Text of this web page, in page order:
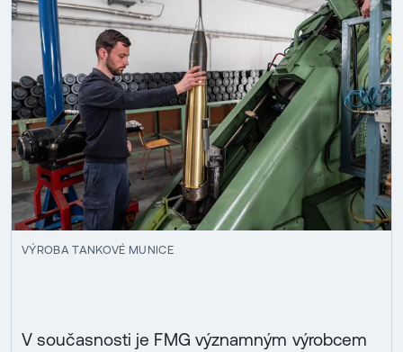
VÝROBA TANKOVÉ MUNICE
V současnosti je FMG významným výrobcem